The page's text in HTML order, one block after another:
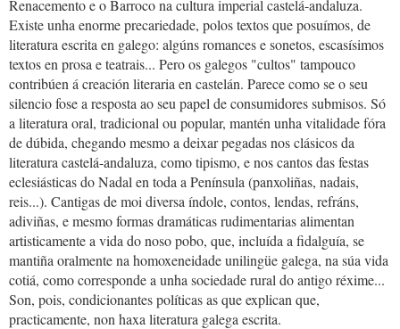
Renacemento e o Barroco na cultura imperial castelá-andaluza.
Existe unha enorme precariedade, polos textos que posuímos, de
literatura escrita en galego: algúns romances e sonetos, escasísimos
textos en prosa e teatrais... Pero os galegos "cultos" tampouco
contribúen á creación literaria en castelán. Parece como se o seu
silencio fose a resposta ao seu papel de consumidores submisos. Só
a literatura oral, tradicional ou popular, mantén unha vitalidade fóra
de dúbida, chegando mesmo a deixar pegadas nos clásicos da
literatura castelá-andaluza, como tipismo, e nos cantos das festas
eclesiásticas do Nadal en toda a Península (panxoliñas, nadais,
reis...). Cantigas de moi diversa índole, contos, lendas, refráns,
adiviñas, e mesmo formas dramáticas rudimentarias alimentan
artisticamente a vida do noso pobo, que, incluída a fidalguía, se
mantiña oralmente na homoxeneidade unilingüe galega, na súa vida
cotiá, como corresponde a unha sociedade rural do antigo réxime...
Son, pois, condicionantes políticas as que explican que,
practicamente, non haxa literatura galega escrita.